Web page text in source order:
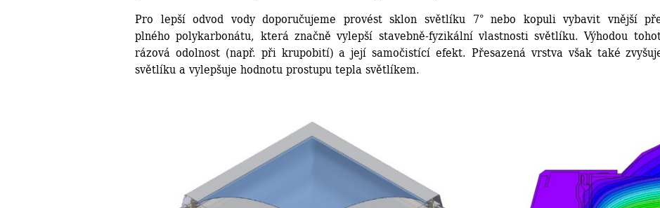
Pro lepší odvod vody doporučujeme provést sklon světlíku 7° nebo kopuli vybavit vnější
plného polykarbonátu, která značně vylepší stavebně-fyzikální vlastnosti světlíku. Výhodou
rázová odolnost (např. při krupobití) a její samočistící efekt. Přesazená vrstva však také
světlíku a vylepšuje hodnotu prostupu tepla světlíkem.